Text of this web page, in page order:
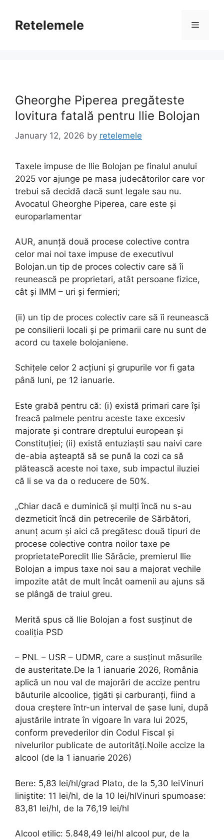
contentRetelemele Menu
Gheorghe Piperea pregăteste
lovitura fatală pentru llie Bolojan
January 12, 2026 by retelemele
Taxele impuse de Ilie Bolojan pe finalul anului
2025 vor ajunge pe masa judecătorilor care vor
trebui să decidă dacă sunt legale sau nu.
Avocatul Gheorghe Piperea, care este și
europarlamentar
AUR, anunță două procese colective contra
celor mai noi taxe impuse de executivul
Bolojan.un tip de proces colectiv care să îi
reunească pe proprietari, atât persoane fizice,
cât și IMM – uri și fermieri;
(ii) un tip de proces colectiv care să îi reunească
pe consilierii locali și pe primarii care nu sunt de
acord cu taxele bolojaniene.
Schițele celor 2 acțiuni și grupurile vor fi gata
până luni, pe 12 ianuarie.
Este grabă pentru că: (i) există primari care își
freacă palmele pentru aceste taxe excesiv
majorate și contrare dreptului european și
Constituției; (ii) există entuziaști sau naivi care
de-abia așteaptă să se pună la cozi ca să
plătească aceste noi taxe, sub impactul iluziei
că li se va da o reducere de 50%.
„Chiar dacă e duminică și mulți încă nu s-au
dezmeticit încă din petrecerile de Sărbători,
anunț acum și aici că pregătesc două tipuri de
procese colective contra noilor taxe pe
proprietatePoreclit Ilie Sărăcie, premierul Ilie
Bolojan a impus taxe noi sau a majorat vechile
impozite atât de mult încât oamenii au ajuns să
se plângă de traiul greu.
Merită spus că Ilie Bolojan a fost susținut de
coaliția PSD
– PNL – USR – UDMR, care a susținut măsurile
de austeritate.De la 1 ianuarie 2026, România
aplică un nou val de majorări de accize pentru
băuturile alcoolice, țigăti și carburanți, fiind a
doua creștere într-un interval de șase luni, după
ajustările intrate în vigoare în vara lui 2025,
conform prevederilor din Codul Fiscal și
nivelurilor publicate de autorități.Noile accize la
alcool (de la 1 ianuarie 2026)
Bere: 5,83 lei/hl/grad Plato, de la 5,30 leiVinuri
liniștite: 11 lei/hl, de la 10 lei/hlVinuri spumoase:
83,81 lei/hl, de la 76,19 lei/hl
Alcool etilic: 5.848,49 lei/hl alcool pur, de la